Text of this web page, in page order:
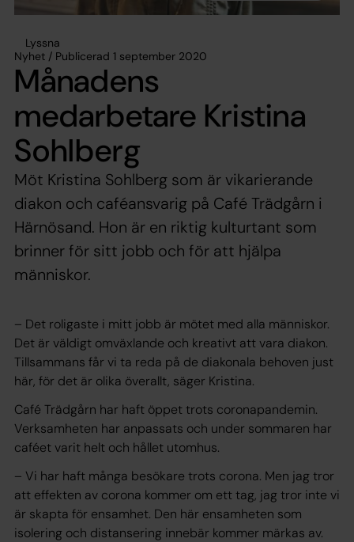
Lyssna
Nyhet / Publicerad 1 september 2020
Månadens
medarbetare Kristina
Sohlberg
Möt Kristina Sohlberg som är vikarierande
diakon och caféansvarig på Café Trädgårn i
Härnösand. Hon är en riktig kulturtant som
brinner för sitt jobb och för att hjälpa
människor.
– Det roligaste i mitt jobb är mötet med alla människor.
Det är väldigt omväxlande och kreativt att vara diakon.
Tillsammans får vi ta reda på de diakonala behoven just
här, för det är olika överallt, säger Kristina.
Café Trädgårn har haft öppet trots coronapandemin.
Verksamheten har anpassats och under sommaren har
caféet varit helt och hållet utomhus.
– Vi har haft många besökare trots corona. Men jag tror
att effekten av corona kommer om ett tag, jag tror inte vi
är skapta för ensamhet. Den här ensamheten som
isolering och distansering innebär kommer märkas av.